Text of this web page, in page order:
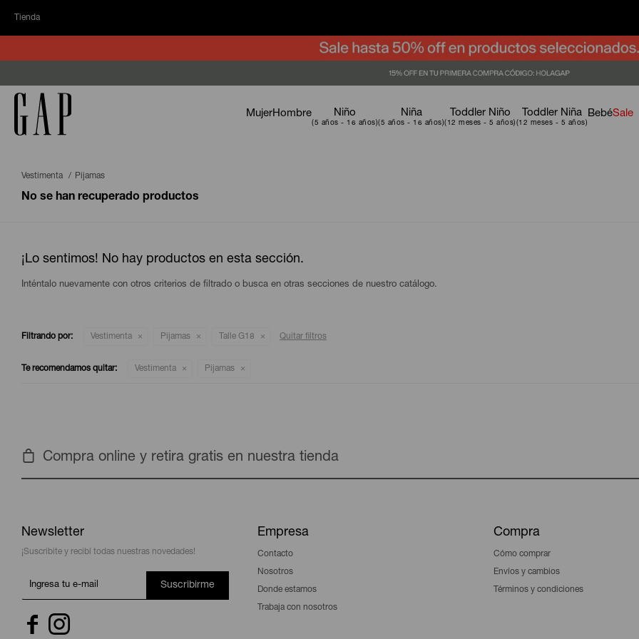
Tienda
MujerHombre Niño Niña Toddler Niño Toddler Niña BebéSale
Vestimenta Pijamas
No se han recuperado productos
¡Lo sentimos! No hay productos en esta sección.
Inténtalo nuevamente con otros criterios de filtrado o busca en otras secciones de nuestro catálogo.
Filtrando por: Vestimenta Pijamas Talle G18 Quitar filtros
Te recomendamos quitar: Vestimenta Pijamas
Compra online y retira gratis en nuestra tienda
Newsletter
¡Suscribite y recibí todas nuestras novedades!
Suscribirme
 
Empresa
Contacto
Nosotros
Donde estamos
Trabaja con nosotros
Compra
Cómo comprar
Envíos y cambios
Términos y condiciones